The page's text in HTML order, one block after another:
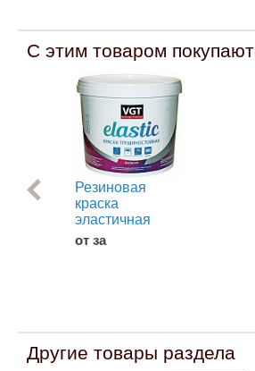
С этим товаром покупают
Резиновая
краска
эластичная
от за
Другие товары раздела